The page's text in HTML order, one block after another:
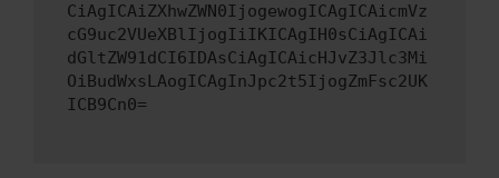
CiAgICAiZXhwZWN0IjogewogICAgICAicmVz
cG9uc2VUeXBlIjogIiIKICAgIH0sCiAgICAi
dGltZW91dCI6IDAsCiAgICAicHJvZ3Jlc3Mi
OiBudWxsLAogICAgInJpc2t5IjogZmFsc2UK
ICB9Cn0=